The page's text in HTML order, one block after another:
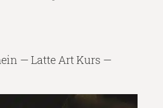
— Latte Art Kurs —